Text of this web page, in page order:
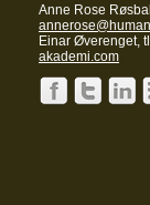
Anne Rose
Einar Øverenget,
akademi.com